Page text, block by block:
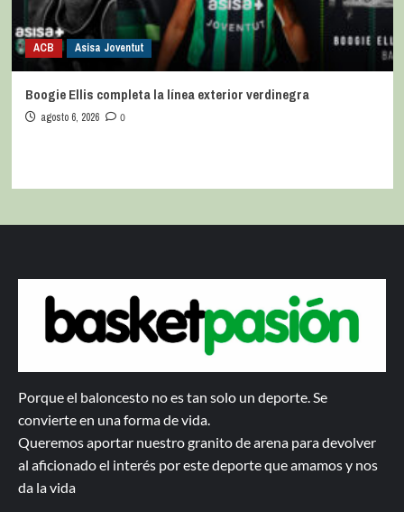
ACB Asisa Joventut
Boogie Ellis completa la línea exterior verdinegra
agosto 6, 2026 0
Porque el baloncesto no es tan solo un deporte. Se
convierte en una forma de vida.
Queremos aportar nuestro granito de arena para devolver
al aficionado el interés por este deporte que amamos y nos
da la vida